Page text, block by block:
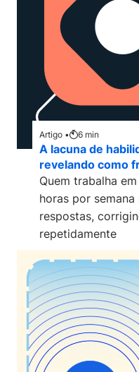
Artigo • 6 min
A lacuna de
revelando como
Quem trabalha
horas por
respostas,
repetidamente